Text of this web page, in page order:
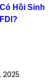
Có Hồi Sinh
FDI?
2025